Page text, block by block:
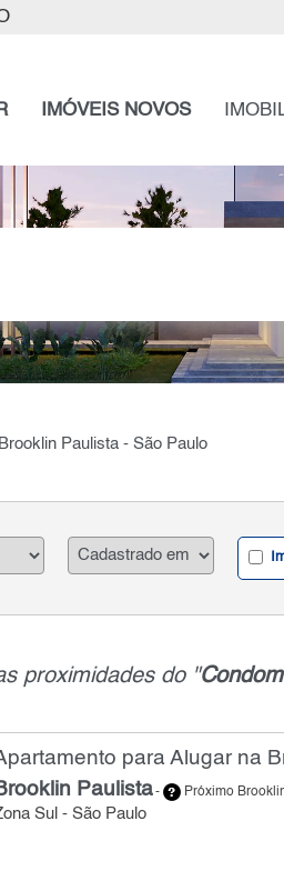
IMÓVEIS NOVOS
Paulista - São Paulo
proximidades do "
para Alugar na
Paulista- Próximo
Sul - São Paulo